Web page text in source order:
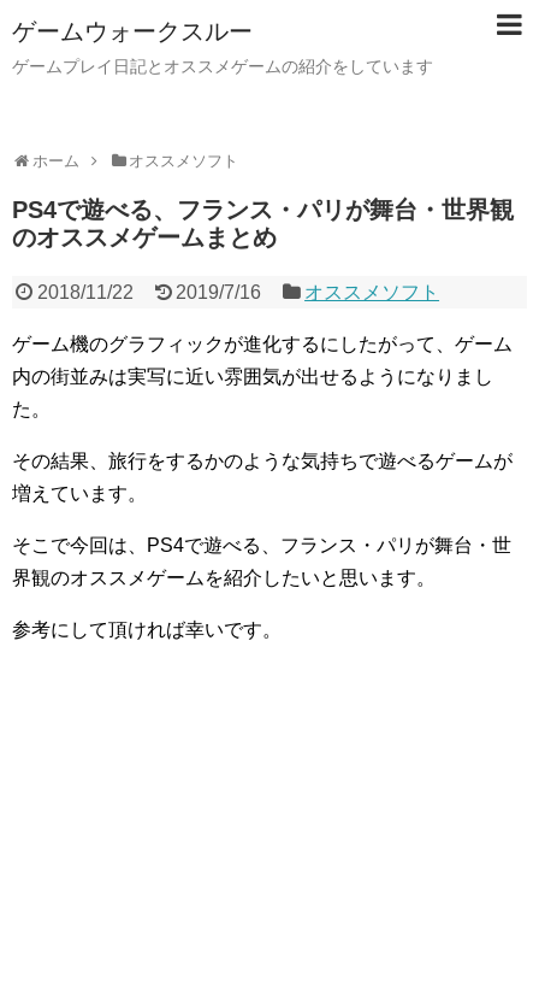
ゲームウォークスルー
ゲームプレイ日記とオススメゲームの紹介をしています
ホーム オススメソフト
PS4で遊べる、フランス・パリが舞台・世界観
のオススメゲームまとめ
2018/11/22 2019/7/16 オススメソフト
ゲーム機のグラフィックが進化するにしたがって、ゲーム
内の街並みは実写に近い雰囲気が出せるようになりまし
た。
その結果、旅行をするかのような気持ちで遊べるゲームが
増えています。
そこで今回は、PS4で遊べる、フランス・パリが舞台・世
界観のオススメゲームを紹介したいと思います。
参考にして頂ければ幸いです。